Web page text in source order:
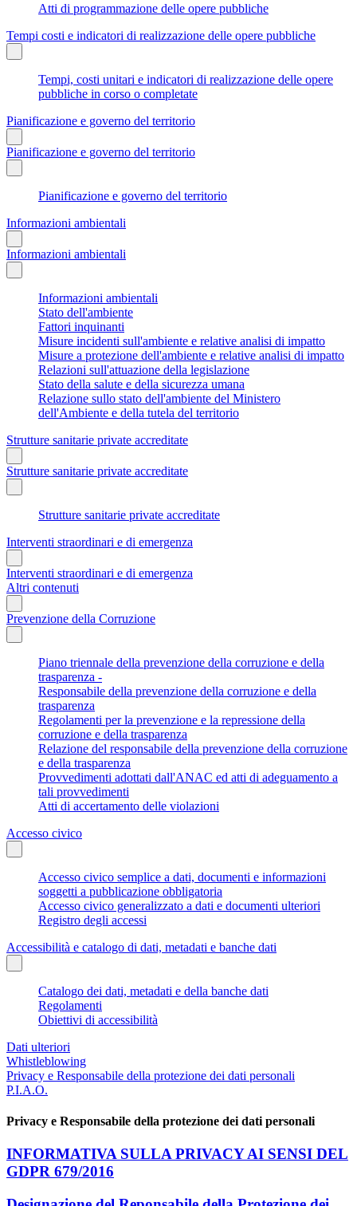
Atti di programmazione delle opere pubbliche
Tempi costi e indicatori di realizzazione delle opere pubbliche
Tempi, costi unitari e indicatori di realizzazione delle opere
pubbliche in corso o completate
Pianificazione e governo del territorio
Pianificazione e governo del territorio
Pianificazione e governo del territorio
Informazioni ambientali
Informazioni ambientali
Informazioni ambientali
Stato dell'ambiente
Fattori inquinanti
Misure incidenti sull'ambiente e relative analisi di impatto
Misure a protezione dell'ambiente e relative analisi di impatto
Relazioni sull'attuazione della legislazione
Stato della salute e della sicurezza umana
Relazione sullo stato dell'ambiente del Ministero
dell'Ambiente e della tutela del territorio
Strutture sanitarie private accreditate
Strutture sanitarie private accreditate
Strutture sanitarie private accreditate
Interventi straordinari e di emergenza
Interventi straordinari e di emergenza
Altri contenuti
Prevenzione della Corruzione
Piano triennale della prevenzione della corruzione e della
trasparenza -
Responsabile della prevenzione della corruzione e della
trasparenza
Regolamenti per la prevenzione e la repressione della
corruzione e della trasparenza
Relazione del responsabile della prevenzione della corruzione
e della trasparenza
Provvedimenti adottati dall'ANAC ed atti di adeguamento a
tali provvedimenti
Atti di accertamento delle violazioni
Accesso civico
Accesso civico semplice a dati, documenti e informazioni
soggetti a pubblicazione obbligatoria
Accesso civico generalizzato a dati e documenti ulteriori
Registro degli accessi
Accessibilità e catalogo di dati, metadati e banche dati
Catalogo dei dati, metadati e della banche dati
Regolamenti
Obiettivi di accessibilità
Dati ulteriori
Whistleblowing
Privacy e Responsabile della protezione dei dati personali
P.I.A.O.
Privacy e Responsabile della protezione dei dati personali
INFORMATIVA SULLA PRIVACY AI SENSI DEL
GDPR 679/2016